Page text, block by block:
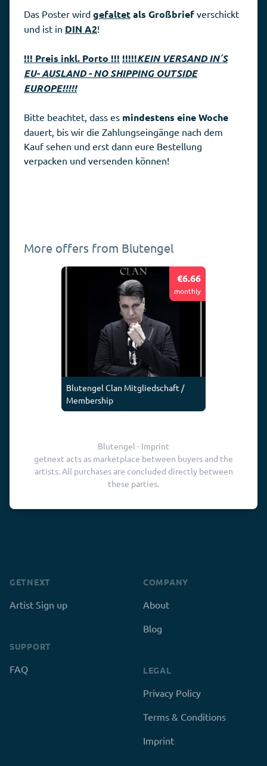
Das Poster wird gefaltetals Großbrief verschickt
und ist in DIN A2!
!!! Preis inkl. Porto !!! !!!!!KEIN VERSAND IN´S
EU- AUSLAND - NO SHIPPING OUTSIDE
EUROPE!!!!!
Bitte beachtet, dass es mindestens eine Woche
dauert, bis wir die Zahlungseingänge nach dem
Kauf sehen und erst dann eure Bestellung
verpacken und versenden können!
More offers from Blutengel
€6.66
monthly
Blutengel Clan Mitgliedschaft /
Membership
Blutengel - Imprint
getnext acts as marketplace between buyers and the
artists. All purchases are concluded directly between
these parties.
GETNEXT
Artist Sign up
SUPPORT
FAQ
COMPANY
About
Blog
LEGAL
Privacy Policy
Terms & Conditions
Imprint